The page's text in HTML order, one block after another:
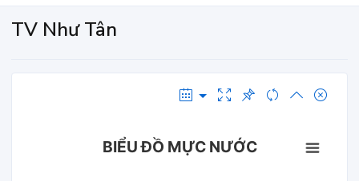
TV Như Tân
BIỂU ĐỒ MỰC NƯỚC